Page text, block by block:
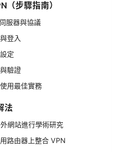
（步驟指南）
服器與協議
登入
定
驗證
用最佳實務
法
網站進行學術研究
路由器上整合 VPN